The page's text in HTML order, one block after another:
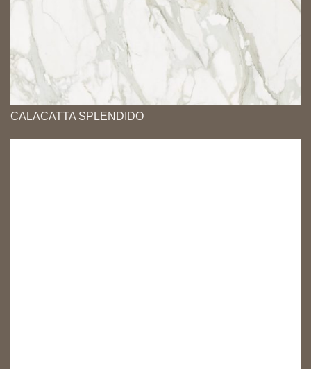
CALACATTA SPLENDIDO